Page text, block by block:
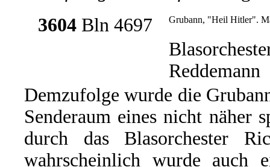
3604 Bln 4697 Grubann, "Heil Hitler".
Reddemann
Demzufolge wurde die
Senderaum eines nicht näher
durch das Blasorchester
wahrscheinlich wurde auch